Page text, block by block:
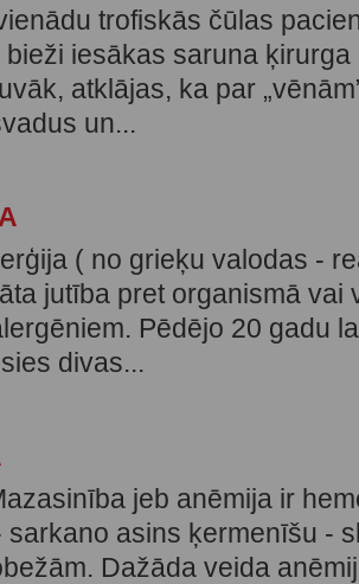
trofiskās čūlas
bieži iesākas saruna
atklājas, ka par
un...
( no grieķu valodas -
jutība pret organismā vai
Pēdējo 20 gadu
divas...
jeb anēmija ir
sarkano asins ķermenīšu -
Dažāda veida